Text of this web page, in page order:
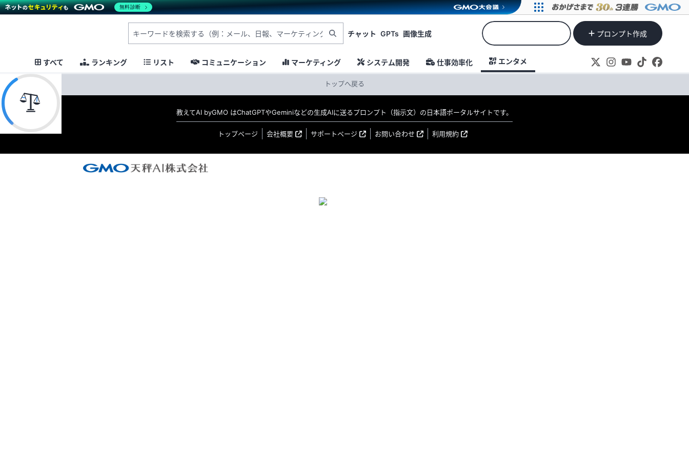
チャット GPTs 画像生成 プロンプト作成
すべて ランキング リスト コミュニケーション マーケティング システム開発 仕事効率化 エンタメ
トップへ戻る
教えてAI byGMO はChatGPTやGeminiなどの生成AIに送るプロンプト（指示文）の日本語ポータルサイトです。
トップページ 会社概要 サポートページ お問い合わせ 利用規約
無料診断